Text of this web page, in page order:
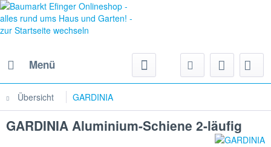
Menü
Übersicht GARDINIA
GARDINIA Aluminium-Schiene 2-läufig